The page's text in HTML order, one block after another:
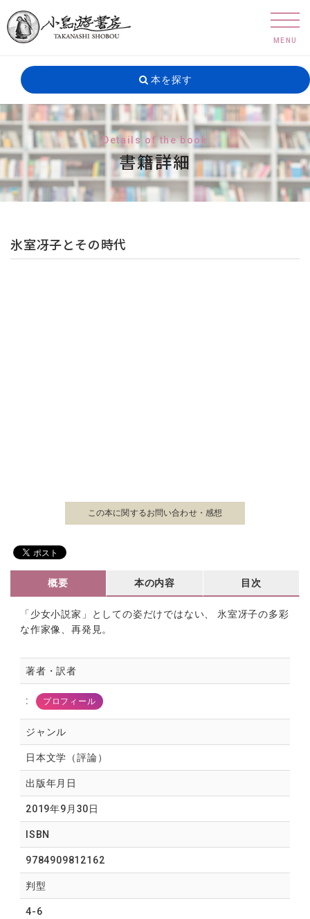
本を探す
Details of the book
書籍詳細
氷室冴子とその時代
この本に関するお問い合わせ・感想
概要 本の内容 目次
「少女小説家」としての姿だけではない、 氷室冴子の多彩
な作家像、再発見。
著者・訳者
: プロフィール
ジャンル
日本文学（評論）
出版年月日
2019年9月30日
ISBN
9784909812162
判型
4-6
MENU